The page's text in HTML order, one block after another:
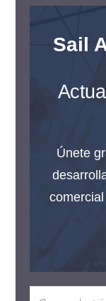
Sail
Únete